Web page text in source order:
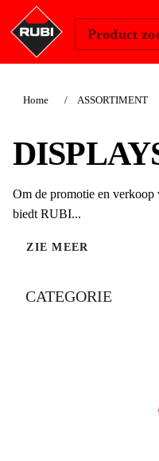
Product
Home ASSORTIMENT
Om de promotie en
biedt RUBI...
ZIE MEER
CATEGORIE